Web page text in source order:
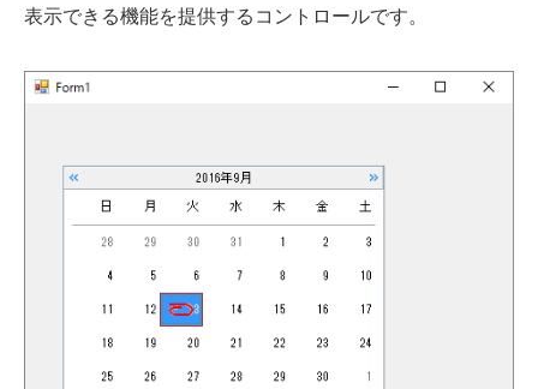
表示できる機能を提供するコントロールです。